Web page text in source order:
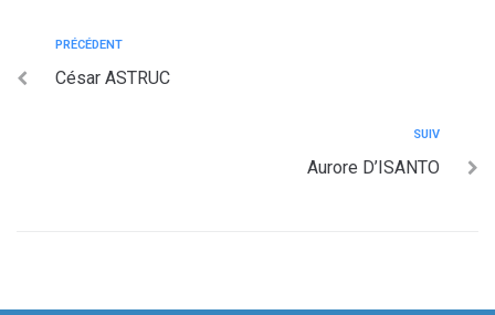
PRÉCÉDENT
César ASTRUC
SUIV
Aurore D’ISANTO